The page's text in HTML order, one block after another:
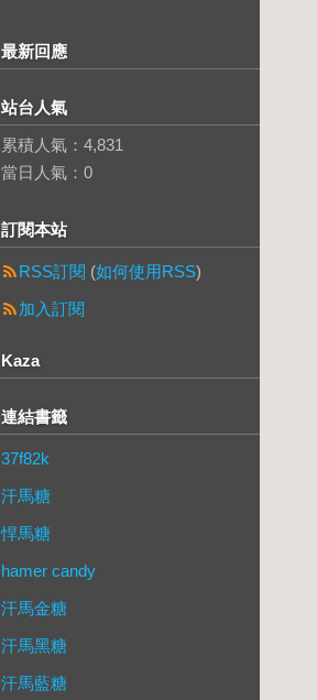
最新回應
站台人氣
累積人氣： 4,831
當日人氣： 0
訂閱本站
RSS訂閱 (如何使用RSS)
加入訂閱
Kaza
連結書籤
37f82k
汗馬糖
悍馬糖
hamer candy
汗馬金糖
汗馬黑糖
汗馬藍糖